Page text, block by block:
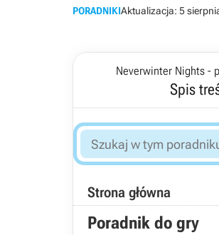
PORADNIKIAktualizacja: 5
Neverwinter Nights -
Spis
Strona główna
Poradnik do gry